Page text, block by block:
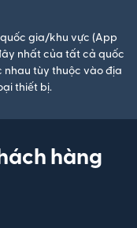
gia/khu vực (App
nhất của tất cả quốc
nhau tùy thuộc vào địa
thiết bị.
hàng